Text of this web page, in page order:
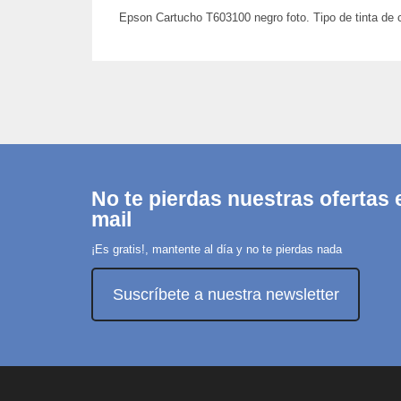
Epson Cartucho T603100 negro foto. Tipo de tinta
No te pierdas nuestras ofertas
mail
¡Es gratis!, mantente al día y no te pierdas nada
Suscríbete a nuestra newsletter